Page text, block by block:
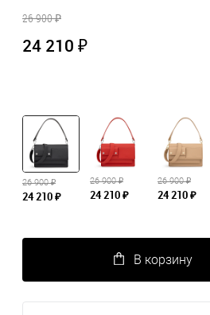
26 900 ₽
24 210 ₽
26 900 ₽
24 210 ₽
26 900 ₽
24 210 ₽
26 900 ₽
24 210 ₽
В корзину